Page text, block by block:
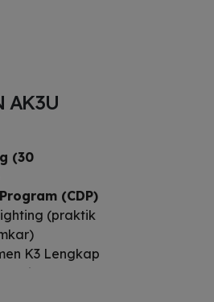
AK3U
(30
(CDP)
(praktik
K3 Lengkap